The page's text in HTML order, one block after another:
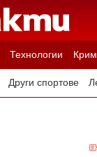
Технологии
Други спортове